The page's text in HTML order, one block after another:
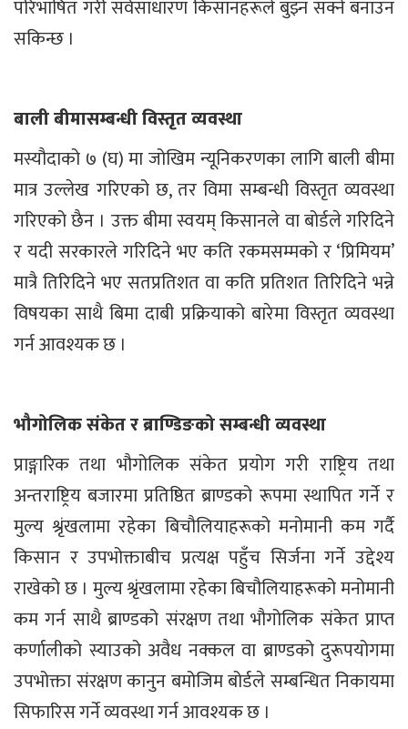
परिभाषित गरी सर्वसाधारण किसानहरूले बुझ्न सक्ने बनाउन
सकिन्छ ।
बाली बीमासम्बन्धी विस्तृत व्यवस्था
मस्यौदाको ७ (घ) मा जोखिम न्यूनिकरणका लागि बाली बीमा
मात्र उल्लेख गरिएको छ, तर विमा सम्बन्धी विस्तृत व्यवस्था
गरिएको छैन । उक्त बीमा स्वयम् किसानले वा बोर्डले गरिदिने
र यदी सरकारले गरिदिने भए कति रकमसम्मको र ‘प्रिमियम’
मात्रै तिरिदिने भए सतप्रतिशत वा कति प्रतिशत तिरिदिने भन्ने
विषयका साथै बिमा दाबी प्रक्रियाको बारेमा विस्तृत व्यवस्था
गर्न आवश्यक छ ।
भौगोलिक संकेत र ब्राण्डिङको सम्बन्धी व्यवस्था
प्राङ्गारिक तथा भौगोलिक संकेत प्रयोग गरी राष्ट्रिय तथा
अन्तराष्ट्रिय बजारमा प्रतिष्ठित ब्राण्डको रूपमा स्थापित गर्ने र
मुल्य श्रृंखलामा रहेका बिचौलियाहरूको मनोमानी कम गर्दै
किसान र उपभोक्ताबीच प्रत्यक्ष पहुँच सिर्जना गर्ने उद्देश्य
राखेको छ । मुल्य श्रृंखलामा रहेका बिचौलियाहरूको मनोमानी
कम गर्न साथै ब्राण्डको संरक्षण तथा भौगोलिक संकेत प्राप्त
कर्णालीको स्याउको अवैध नक्कल वा ब्राण्डको दुरूपयोगमा
उपभोक्ता संरक्षण कानुन बमोजिम बोर्डले सम्बन्धित निकायमा
सिफारिस गर्ने व्यवस्था गर्न आवश्यक छ ।